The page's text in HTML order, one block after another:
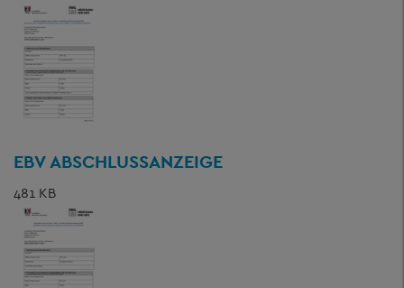
EBV ABSCHLUSSANZEIGE
481 KB